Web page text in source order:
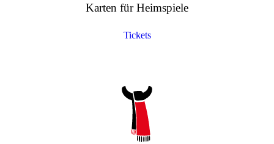
Karten für Heimspiele
Tickets